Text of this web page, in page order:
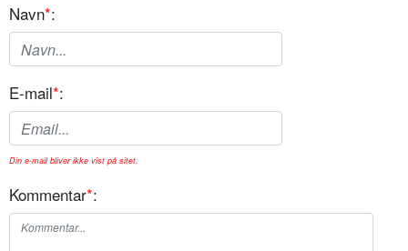
Navn*:
E-mail*:
Din e-mail bliver ikke vist på sitet.
Kommentar*: